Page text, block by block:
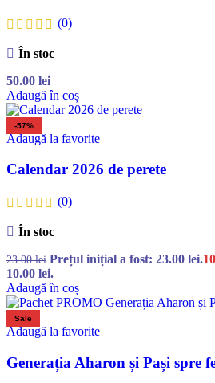
(0)
În stoc
50.00 lei
Adaugă în coș
-57%
Adaugă la favorite
Calendar 2026 de perete
(0)
În stoc
23.00lei Prețul inițial a fost: 23.00 lei.
10.00 lei.
Adaugă în coș
Sale
Adaugă la favorite
Generația Aharon și Pași spre